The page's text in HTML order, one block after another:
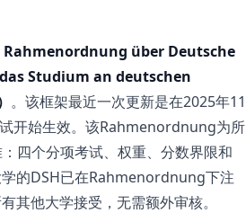
Rahmenordnung über Deutsche
Studium an deutschen
。该框架最近一次更新是在2025年11
开始生效。该Rahmenordnung为所
四个分项考试、权重、分数界限和
的DSH已在Rahmenordnung下注
其他大学接受，无需额外审核。